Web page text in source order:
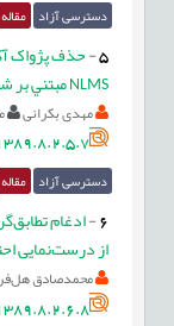
دسترسی آزاد مقاله
5
-حذف پژواک
NLMS مبتني بر شبکه ناهمبسته⁯ساز MIMO
مهدی بکرانی
دسترسی آزاد مقاله
6
-ادغام
از درست‌نمایی
محمدصادق